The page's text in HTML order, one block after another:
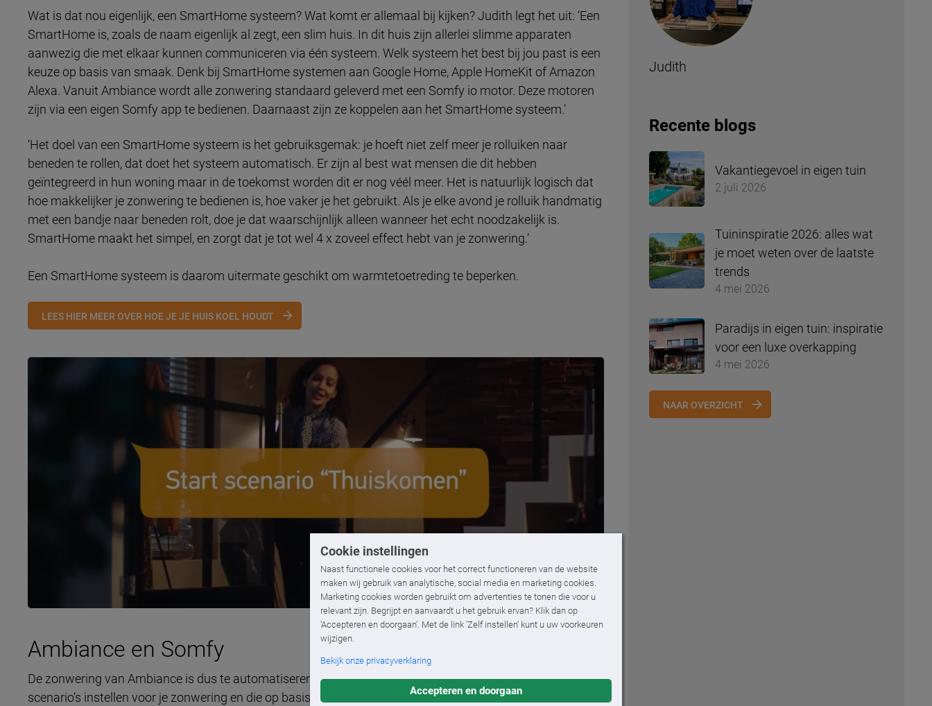
Cookie instellingen
Naast functionele cookies voor het correct functioneren van de website
maken wij gebruik van analytische, social media en marketing cookies.
Marketing cookies worden gebruikt om advertenties te tonen die voor u
relevant zijn. Begrijpt en aanvaardt u het gebruik ervan? Klik dan op
'Accepteren en doorgaan'. Met de link 'Zelf instellen' kunt u uw voorkeuren
wijzigen.
Bekijk onze privacyverklaring
Accepteren en doorgaan
Wat is dat nou eigenlijk, een SmartHome systeem? Wat komt er allemaal bij kijken? Judith legt het uit: ‘Een
SmartHome is, zoals de naam eigenlijk al zegt, een slim huis. In dit huis zijn allerlei slimme apparaten
aanwezig die met elkaar kunnen communiceren via één systeem. Welk systeem het best bij jou past is een
keuze op basis van smaak. Denk bij SmartHome systemen aan Google Home, Apple HomeKit of Amazon
Alexa. Vanuit Ambiance wordt alle zonwering standaard geleverd met een Somfy io motor. Deze motoren
zijn via een eigen Somfy app te bedienen. Daarnaast zijn ze koppelen aan het SmartHome systeem.’
‘Het doel van een SmartHome systeem is het gebruiksgemak: je hoeft niet zelf meer je rolluiken naar
beneden te rollen, dat doet het systeem automatisch. Er zijn al best wat mensen die dit hebben
geïntegreerd in hun woning maar in de toekomst worden dit er nog véél meer. Het is natuurlijk logisch dat
hoe makkelijker je zonwering te bedienen is, hoe vaker je het gebruikt. Als je elke avond je rolluik handmatig
met een bandje naar beneden rolt, doe je dat waarschijnlijk alleen wanneer het echt noodzakelijk is.
SmartHome maakt het simpel, en zorgt dat je tot wel 4 x zoveel effect hebt van je zonwering.’
Een SmartHome systeem is daarom uitermate geschikt om warmtetoetreding te beperken.
LEES HIER MEER OVER HOE JE JE HUIS KOEL HOUDT
Ambiance en Somfy
De zonwering van Ambiance is dus te automatiseren in samenwerking met Somfy. Zo kun je diverse
scenario’s instellen voor je zonwering en die op basis van tijd of temperatuur automatisch meerdere
Judith
Recente blogs
Vakantiegevoel in eigen tuin
2 juli 2026
Tuininspiratie 2026: alles wat
je moet weten over de laatste
trends
4 mei 2026
Paradijs in eigen tuin: inspiratie
voor een luxe overkapping
4 mei 2026
NAAR OVERZICHT